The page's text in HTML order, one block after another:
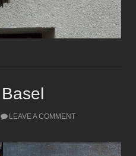
LEAVE A COMMENT